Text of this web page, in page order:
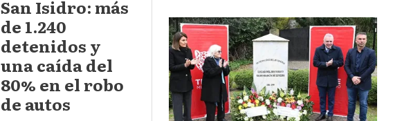
San Isidro: más
de 1.240
detenidos y
una caída del
80% en el robo
de autos